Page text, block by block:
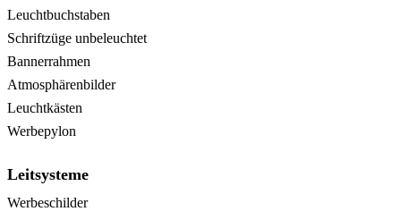
Leuchtbuchstaben
Schriftzüge unbeleuchtet
Bannerrahmen
Atmosphärenbilder
Leuchtkästen
Werbepylon
Leitsysteme
Werbeschilder